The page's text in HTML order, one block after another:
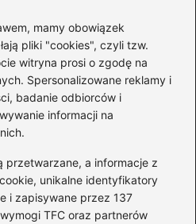
mamy obowiązek
pliki "cookies", czyli tzw.
witryna prosi o zgodę na
Spersonalizowane reklamy i
badanie odbiorców i
informacji na
przetwarzane, a informacje z
unikalne identyfikatory
i zapisywane przez 137
TFC oraz partnerów
carbon i dlaczego
przewieźć do
Przewodnik dla
atrakcje Lanzarote – co
wyspie?